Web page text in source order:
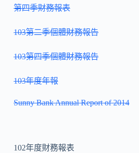
第四季財務報表
103第二季個體財務報告
103第四季個體財務報告
103年度年報
Sunny Bank Annual Report of 2014
102年度財務報表